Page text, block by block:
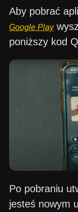
Aby pobrać
Google Play
poniższy kod
Po pobraniu
jesteś nowym
Dodaj SG
TAK,